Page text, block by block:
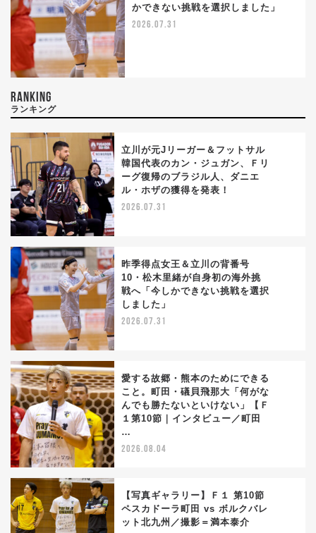
かできない挑戦を選択しました」
2026.07.31
RANKING
ランキング
立川が元Jリーガー＆フットサル
韓国代表のカン・ジュガン、Ｆリ
ーグ復帰のブラジル人、ダニエ
ル・ホザの獲得を発表！
2026.07.31
昨季得点女王＆立川の背番号
10・松木里緒が自身初の海外挑
戦へ「今しかできない挑戦を選択
しました」
2026.07.31
愛する故郷・熊本のためにできる
こと。町田・礒貝飛那大「何がな
んでも勝たないといけない」【Ｆ
１第10節｜インタビュー／町田
…
2026.08.04
【写真ギャラリー】Ｆ１ 第10節
ペスカドーラ町田 vs ボルクバレ
ット北九州／撮影＝満本泰介